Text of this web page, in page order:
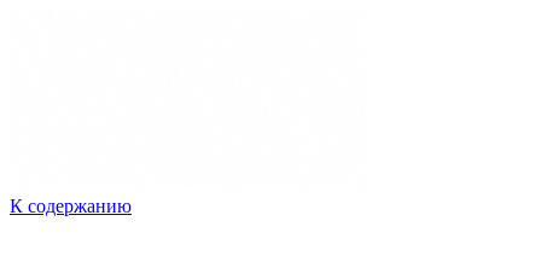
К содержанию